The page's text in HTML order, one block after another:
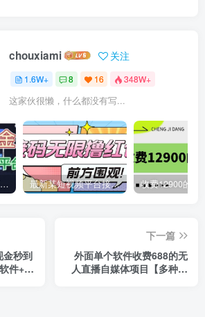
chouxiami 关注
1.6W+ 8 16 348W+
这家伙很懒，什么都没有写...
国外玩游戏赚美金平台，一个游戏60+，收益碾压国内所有平台 最新某短视频平台接码看广告，无限撸1.3元项目【软件+详细操作教程】
金秒到
件+全
下一篇
外面单个软件收费688的无
人直播自媒体项目【多种软